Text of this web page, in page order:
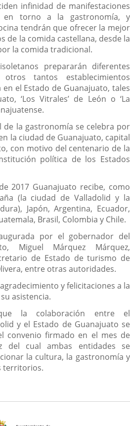
infinidad de manifestaciones
en torno a la gastronomía, y
tendrán que ofrecer la mejor
de la comida castellana, desde la
la comida tradicional.
prepararán diferentes
tantos establecimientos
el Estado de Guanajuato, tales
‘Los Vitrales’ de León o ‘La
de la gastronomía se celebra por
la ciudad de Guanajuato, capital
con motivo del centenario de la
política de los Estados
2017 Guanajuato recibe, como
(la ciudad de Valladolid y la
Japón, Argentina, Ecuador,
Brasil, Colombia y Chile.
por el gobernador del
Miguel Márquez Márquez,
de Estado de turismo de
entre otras autoridades.
y felicitaciones a la
asistencia.
la colaboración entre el
y el Estado de Guanajuato se
convenio firmado en el mes de
del cual ambas entidades se
la cultura, la gastronomía y
territorios.